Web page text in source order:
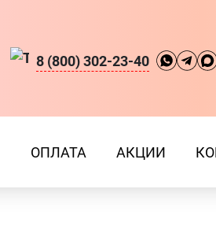
8 (800) 302-23-40
ОПЛАТА АКЦИИ